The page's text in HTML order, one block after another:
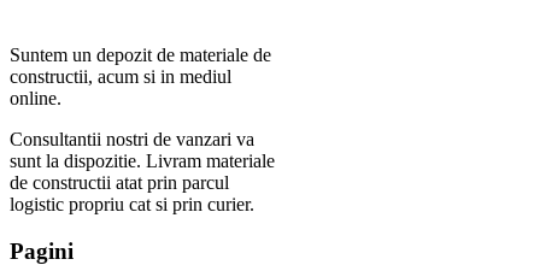
Suntem un depozit de materiale de
constructii, acum si in mediul
online.
Consultantii nostri de vanzari va
sunt la dispozitie. Livram materiale
de constructii atat prin parcul
logistic propriu cat si prin curier.
Pagini